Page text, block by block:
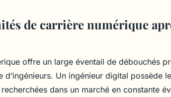
de carrière numérique
offre un large éventail de débouchés
d’ingénieurs. Un ingénieur digital possède
dans un marché en constante